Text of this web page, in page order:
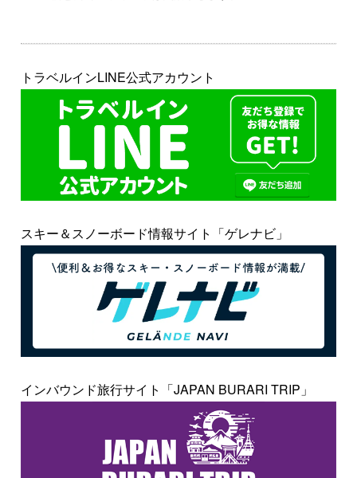
トラベルインLINE公式アカウント
スキー＆スノーボード情報サイト「ゲレナビ」
インバウンド旅行サイト「JAPAN BURARI TRIP」